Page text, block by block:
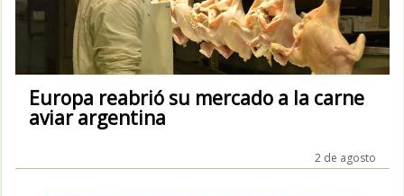
Europa reabrió su mercado a la carne
aviar argentina
2 de agosto